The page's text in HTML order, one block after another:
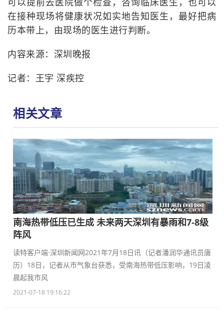
在接种现场将健康状况如实地告知医生，最好把病
历本带上，由现场的医生进行判断。
内容来源：深圳晚报
记者：王宇 深疾控
相关文章
南海热带低压已生成 未来两天深圳有暴雨和7-8级
阵风
读特客户端·深圳新闻网2021年7月18日讯（记者潘润华通讯员唐
历）18日，记者从市气象台获悉，受南海热带低压影响，19日凌
晨起我市风
2021-07-18 19:16:22